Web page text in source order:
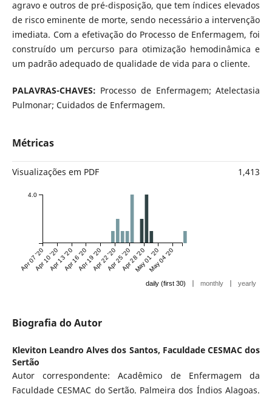
agravo e outros de pré-disposição, que tem índices elevados
de risco eminente de morte, sendo necessário a intervenção
imediata. Com a efetivação do Processo de Enfermagem, foi
construído um percurso para otimização hemodinâmica e
um padrão adequado de qualidade de vida para o cliente.
PALAVRAS-CHAVES: Processo de Enfermagem; Atelectasia
Pulmonar; Cuidados de Enfermagem.
Métricas
Visualizações em PDF 1,413
Apr 07 '20Apr 10 '20Apr 13 '20Apr 16 '20Apr 19 '20Apr 22 '20Apr 25 '20Apr 28 '20May 01 '20May 04 '20
4.0
daily (first 30) | monthly | yearly
Biografia do Autor
Kleviton Leandro Alves dos Santos, Faculdade CESMAC dos
Sertão
Autor correspondente: Acadêmico de Enfermagem da
Faculdade CESMAC do Sertão. Palmeira dos Índios Alagoas.